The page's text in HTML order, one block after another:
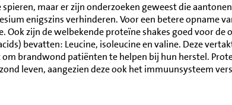
maar er zijn onderzoeken geweest die
enigszins verhinderen. Voor een betere opname
zijn de welbekende proteïne shakes goed voor de
bevatten: Leucine, isoleucine en valine. Deze
brandwond patiënten te helpen bij hun herstel.
leven, aangezien deze ook het immuunsysteem